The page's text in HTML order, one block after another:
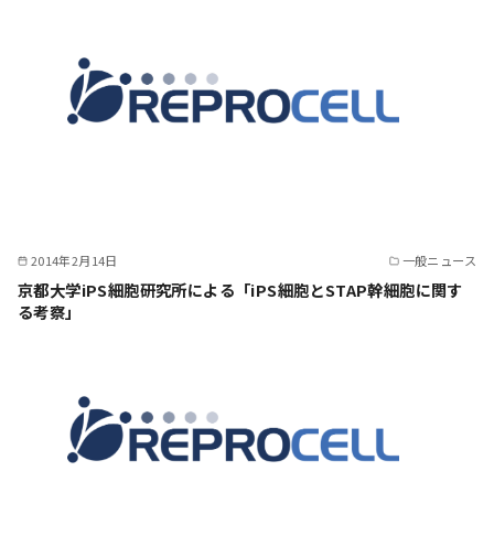
2014年2月14日 一般ニュース
京都大学iPS細胞研究所による「iPS細胞とSTAP幹細胞に関す
る考察」